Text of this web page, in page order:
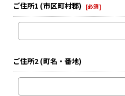
ご住所1 (市区町村郡) [必須]
ご住所2 (町名・番地)